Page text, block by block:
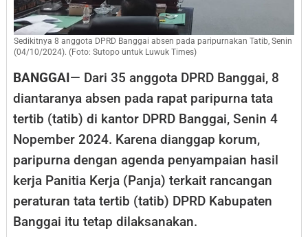
Sedikitnya 8 anggota DPRD Banggai absen pada paripurnakan Tatib, Senin
(04/10/2024). (Foto: Sutopo untuk Luwuk Times)
BANGGAI— Dari 35 anggota DPRD Banggai, 8
diantaranya absen pada rapat paripurna tata
tertib (tatib) di kantor DPRD Banggai, Senin 4
Nopember 2024. Karena dianggap korum,
paripurna dengan agenda penyampaian hasil
kerja Panitia Kerja (Panja) terkait rancangan
peraturan tata tertib (tatib) DPRD Kabupaten
Banggai itu tetap dilaksanakan.